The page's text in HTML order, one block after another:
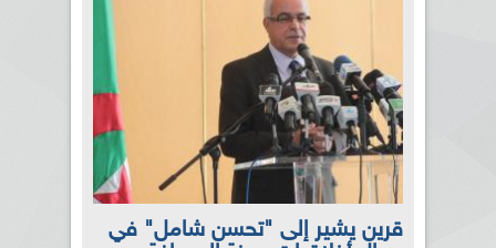
قرين يشير إلى "تحسن شامل" في